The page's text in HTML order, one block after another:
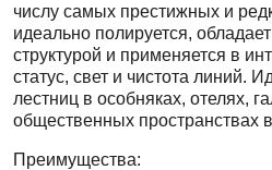
числу самых престижных и
идеально полируется,
структурой и применяется в
статус, свет и чистота линий.
лестниц в особняках, отелях,
общественных пространствах
Преимущества: